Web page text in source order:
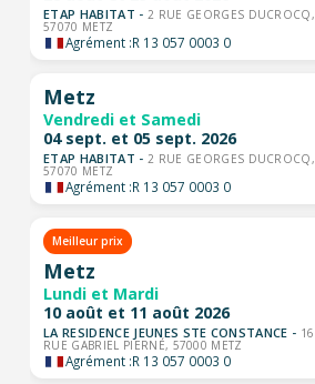
ETAP HABITAT - 2 RUE GEORGES DUCROCQ,
57070 METZ
Agrément :R 13 057 0003 0
Metz
Vendredi et Samedi
04 sept. et 05 sept. 2026
ETAP HABITAT - 2 RUE GEORGES DUCROCQ,
57070 METZ
Agrément :R 13 057 0003 0
Meilleur prix
Metz
Lundi et Mardi
10 août et 11 août 2026
LA RESIDENCE JEUNES STE CONSTANCE - 16
RUE GABRIEL PIERNÉ, 57000 METZ
Agrément :R 13 057 0003 0